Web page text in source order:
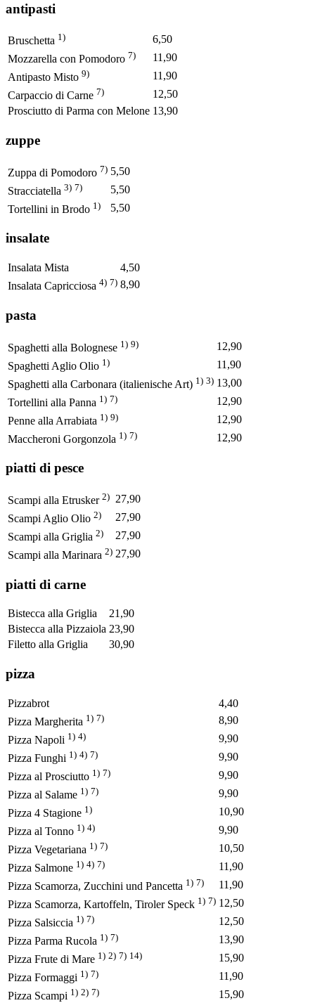
antipasti
Bruschetta 1)
6,50
Mozzarella con Pomodoro 7)
11,90
Antipasto Misto 9)
11,90
Carpaccio di Carne 7)
12,50
Prosciutto di Parma con Melone 13,90
zuppe
Zuppa di Pomodoro 7) 5,50
Stracciatella 3) 7)
5,50
Tortellini in Brodo 1) 5,50
insalate
Insalata Mista
4,50
Insalata Capricciosa 4) 7) 8,90
pasta
Spaghetti alla Bolognese 1) 9)
12,90
Spaghetti Aglio Olio 1)
11,90
Spaghetti alla Carbonara (italienische Art) 1) 3) 13,00
Tortellini alla Panna 1) 7)
12,90
Penne alla Arrabiata 1) 9)
12,90
Maccheroni Gorgonzola 1) 7) 12,90
piatti di pesce
Scampi alla Etrusker 2) 27,90
Scampi Aglio Olio 2)
27,90
Scampi alla Griglia 2)
27,90
Scampi alla Marinara 2) 27,90
piatti di carne
Bistecca alla Griglia
21,90
Bistecca alla Pizzaiola 23,90
Filetto alla Griglia
30,90
pizza
Pizzabrot
4,40
Pizza Margherita 1) 7)
8,90
Pizza Napoli 1) 4)
9,90
Pizza Funghi 1) 4) 7)
9,90
Pizza al Prosciutto 1) 7)
9,90
Pizza al Salame 1) 7)
9,90
Pizza 4 Stagione 1)
10,90
Pizza al Tonno 1) 4)
9,90
Pizza Vegetariana 1) 7)
10,50
Pizza Salmone 1) 4) 7)
11,90
Pizza Scamorza, Zucchini und Pancetta 1) 7)
11,90
Pizza Scamorza, Kartoffeln, Tiroler Speck 1) 7) 12,50
Pizza Salsiccia 1) 7)
12,50
Pizza Parma Rucola 1) 7)
13,90
Pizza Frute di Mare 1) 2) 7) 14)
15,90
Pizza Formaggi 1) 7)
11,90
Pizza Scampi 1) 2) 7)
15,90